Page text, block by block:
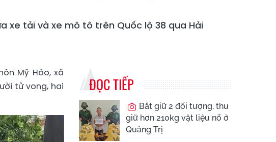
xe tải và xe mô tô trên Quốc lộ 38 qua Hải
Mỹ Hảo, xã
tử vong, hai
ĐỌC TIẾP
Bắt giữ 2 đối tượng, thu
giữ hơn 210kg vật liệu nổ ở
Quảng Trị